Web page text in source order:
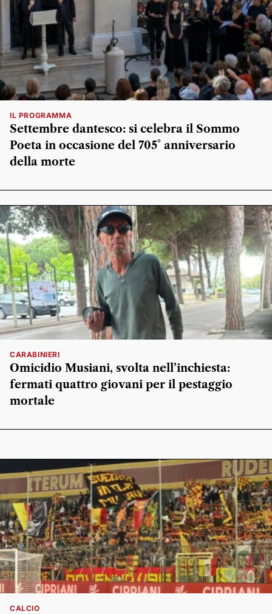
IL PROGRAMMA
Settembre dantesco: si celebra il Sommo
Poeta in occasione del 705° anniversario
della morte
CARABINIERI
Omicidio Musiani, svolta nell’inchiesta:
fermati quattro giovani per il pestaggio
mortale
CALCIO